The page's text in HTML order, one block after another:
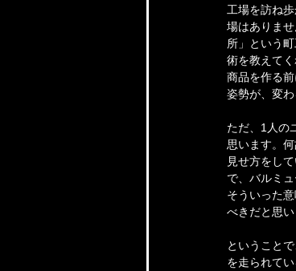
工場を訪ね
場はありま
所」という
術を教えて
商品を作る
姿勢が、変わ
ただ、1人の
思います。
見せ方をし
で、バルミ
そういった
べきだと思い
ということ
を走られて